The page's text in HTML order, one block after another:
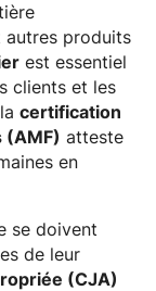
autres produits
est essentiel
clients et les
certification
(AMF) atteste
en
se doivent
de leur
(CJA)